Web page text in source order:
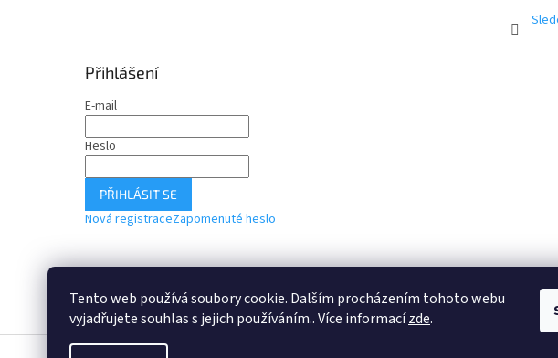
Tento web používá soubory cookie. Dalším procházením tohoto webu
vyjadřujete souhlas s jejich používáním.. Více informacízde.
Přihlášení
E-mail
Heslo
PŘIHLÁSIT SE
Nová registraceZapomenuté heslo
Webové stránky Instagram